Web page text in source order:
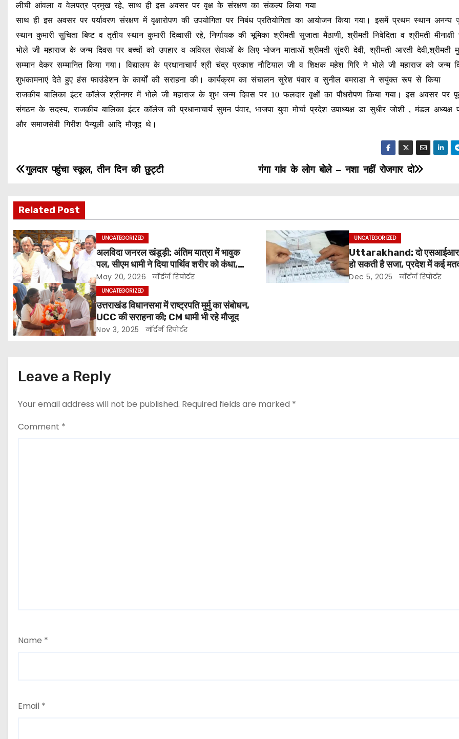
लीची आंवला व वेलपत्र प्रमुख रहे, साथ ही इस अवसर पर वृक्ष के संरक्षण का संकल्प लिया गया
साथ ही इस अवसर पर पर्यावरण संरक्षण में वृक्षारोपण की उपयोगिता पर निबंध प्रतियोगिता का आयोजन किया गया। इसमें प्रथम स्थान अनन्य
स्थान कुमारी सुचिता बिष्ट व तृतीय स्थान कुमारी दिव्वासी रहे, निर्णायक की भूमिका श्रीमती सुजाता मैठाणी, श्रीमती निवेदिता व श्रीमती मीनाक्षी
भोले जी महाराज के जन्म दिवस पर बच्चों को उपहार व अविरल सेवाओं के लिए भोजन माताओं श्रीमती सुंदरी देवी, श्रीमती आरती देवी,श्रीमती
सम्मान देकर सम्मानित किया गया। विद्यालय के प्रधानाचार्य श्री चंद्र प्रकाश नौटियाल जी व शिक्षक महेश गिरि ने भोले जी महाराज को जन्म
शुभकामनाएं देते हुए हंस फाउंडेशन के कार्यों की सराहना की। कार्यक्रम का संचालन सुरेश पंवार व सुनील बमराडा ने सयुंक्त रूप से किया
राजकीय बालिका इंटर कॉलेज श्रीनगर में भोले जी महाराज के शुभ जन्म दिवस पर 10 फलदार वृक्षों का पौधरोपण किया गया। इस अवसर पर
संगठन के सदस्य, राजकीय बालिका इंटर कॉलेज की प्रधानाचार्य सुमन पंवार, भाजपा युवा मोर्चा प्रदेश उपाध्यक्ष डा सुधीर जोशी , मंडल अध्यक्ष
और समाजसेवी गिरीश पैन्यूली आदि मौजूद थे।
P
s
t
n
a
v
i
a
o
गंगा गांव के लोग बोले – नशा नहीं रोजगार दो
गुलदार पहुंचा स्कूल, तीन दिन की छुट्टी
Related Post
UNCATEGORIZED
अलविदा जनरल खंडूड़ी: अंतिम यात्रा में भावुक
पल, सीएम धामी ने दिया पार्थिव शरीर को कंधा,
पुष्पचक्र किया अर्पित
May 20, 2026 नॉर्दर्न रिपोर्टर
UNCATEGORIZED
Uttarakhand: दो एसआईआर
हो सकती है सजा, प्रदेश में कई
जिनका वोट गांव और शहर दोनों जगह
Dec 5, 2025 नॉर्दर्न रिपोर्टर
UNCATEGORIZED
उत्तराखंड विधानसभा में राष्ट्रपति मुर्मु का संबोधन,
UCC की सराहना की; CM धामी भी रहे मौजूद
Nov 3, 2025 नॉर्दर्न रिपोर्टर
Leave a Reply
Your email address will not be published. Required fields are marked *
Comment *
Name *
Email *